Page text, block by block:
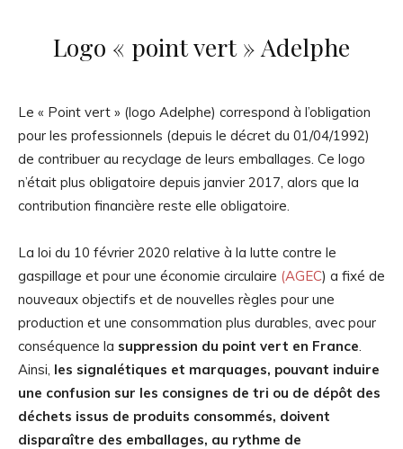
Logo « point vert » Adelphe
Le « Point vert » (logo Adelphe) correspond à l’obligation
pour les professionnels (depuis le décret du 01/04/1992)
de contribuer au recyclage de leurs emballages. Ce logo
n’était plus obligatoire depuis janvier 2017, alors que la
contribution financière reste elle obligatoire.
La loi du 10 février 2020 relative à la lutte contre le
gaspillage et pour une économie circulaire (AGEC) a fixé de
nouveaux objectifs et de nouvelles règles pour une
production et une consommation plus durables, avec pour
conséquence la suppression du point vert en France
Ainsi, les signalétiques et marquages, pouvant induire
une confusion sur les consignes de tri ou de dépôt des
déchets issus de produits consommés, doivent
disparaître des emballages, au rythme de